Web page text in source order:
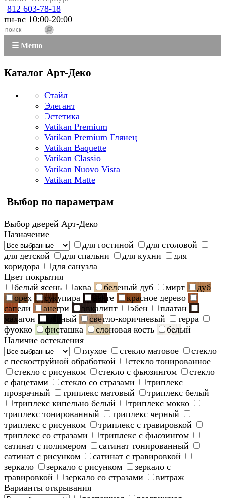
812 603-78-18
пн-вс 10:00-20:00
☰ Меню
Каталог Арт-Деко
Стайл
Элегант
Эстетика
Vatikan Premium
Vatikan Premium Глянец
Vatikan Baquette
Vatikan Classio
Vatikan Nuovo Vista
Vatikan Matte
Выбор по параметрам
Выбор дверей Арт-Деко
Назначение
для гостиной
для столовой
для детской
для спальни для кухни
для
коридора
для санузла
Цвет покрытия
белый ясень
аква беленый дуб мирт
дуб
орех
сукупира венге
красное дерево
сапели
анегри эвкалипт эбен
платан
махагон
черный светло-коричневый
терра
фуокко
фисташка слоновая кость
белый
Наличие остекления
глухое
стекло матовое
стекло
с пескоструйной обработкой
стекло тонированное
стекло с рисунком
стекло с фьюзингом
стекло
с фацетами
стекло со стразами
триплекс
прозрачный
триплекс матовый
триплекс белый
триплекс кипельно белый
триплекс мокко
триплекс тонированный
триплекс черный
триплекс с рисунком
триплекс с гравировкой
триплекс со стразами
триплекс с фьюзингом
сатинат с полимером
сатинат тонированный
сатинат с рисунком
сатинат с гравировкой
зеркало
зеркало с рисунком
зеркало с
гравировкой
зеркало со стразами
витраж
Варианты открывания